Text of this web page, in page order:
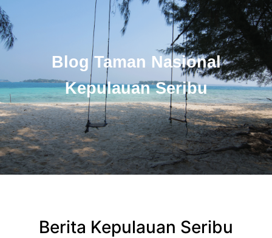
Blog Taman Nasional
Kepulauan Seribu
Berita Kepulauan Seribu